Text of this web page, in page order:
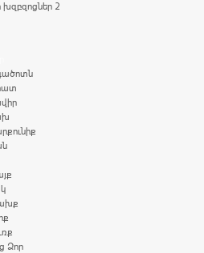
խզբզոցներ 2
Ձոր